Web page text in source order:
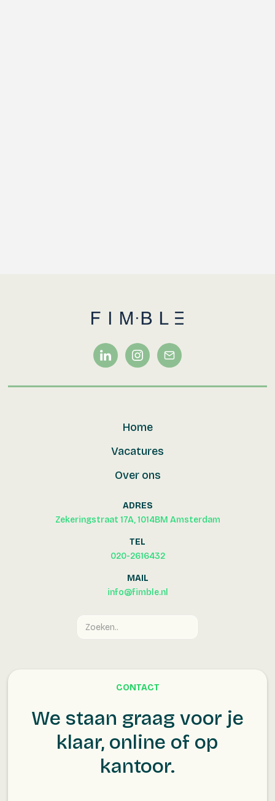
Home
Vacatures
Over ons
ADRES
Zekeringstraat 17A, 1014BM Amsterdam
TEL
020-2616432
MAIL
info@fimble.nl
CONTACT
We staan graag voor je
klaar, online of op
kantoor.